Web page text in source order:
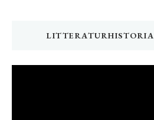
LITTERATURHISTORIA